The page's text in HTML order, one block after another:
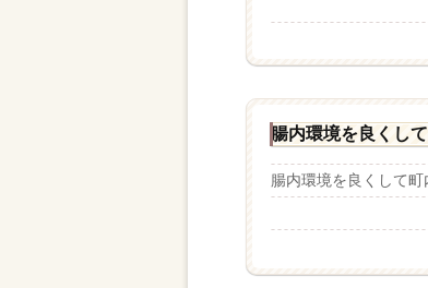
腸内環境を良くし
腸内環境を良くして町